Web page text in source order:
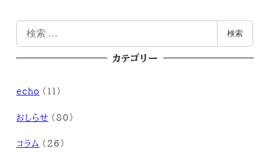
検索
カテゴリー
echo (11)
おしらせ (80)
コラム (26)